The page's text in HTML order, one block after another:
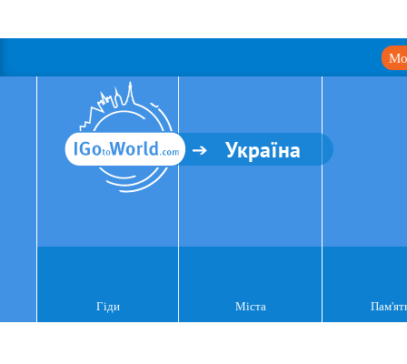
Україна
Гіди Міста